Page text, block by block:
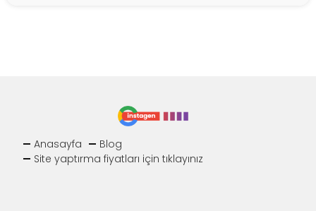
Anasayfa
Blog
Site yaptırma fiyatları için tıklayınız